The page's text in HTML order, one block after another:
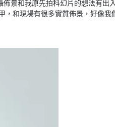
景和我原先拍科幻片的想法有出
和現場有很多實質佈景，好像我